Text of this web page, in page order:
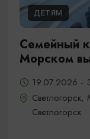
ДЕТЯМ
Семейный
Морском
19.07.2026 -
Светлогорск,
Светлогорск